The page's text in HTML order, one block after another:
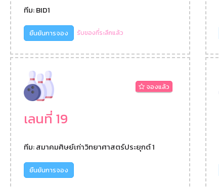
ทีม: BID1
ยืนยันการจอง รับของที่ระลึกแล้ว
เลนที่ 19
จองแล้ว
ทีม: สมาคมศิษย์เก่าวิทยาศาสตร์ประยุกต์ 1
ยืนยันการจอง